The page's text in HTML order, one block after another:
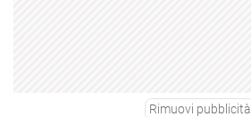
Rimuovi pubblicità